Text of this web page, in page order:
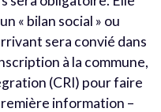
« bilan social » ou
sera convié dans
à la commune,
(CRI) pour faire
information –